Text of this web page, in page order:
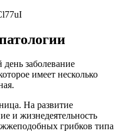
заболевание
имеет несколько
На развитие
и жизнедеятельность
грибков типа